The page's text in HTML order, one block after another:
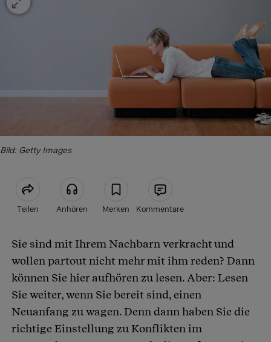
Bild: Getty Images
Teilen Anhören Merken Kommentare
Artikel teilen
Sie sind mit Ihrem Nachbarn verkracht und
wollen partout nicht mehr mit ihm reden? Dann
können Sie hier aufhören zu lesen. Aber: Lesen
Sie weiter, wenn Sie bereit sind, einen
Neuanfang zu wagen. Denn dann haben Sie die
richtige Einstellung zu Konflikten im